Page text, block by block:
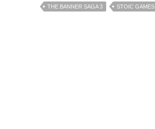
STOIC GAMES
THE BANNER SAGA 3